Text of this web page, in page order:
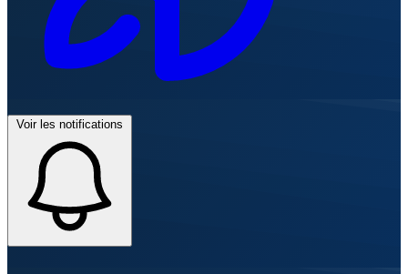
Voir les notifications